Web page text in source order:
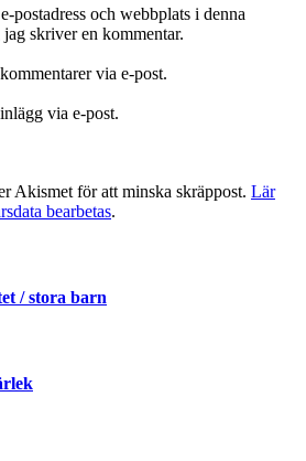
postadress och webbplats i denna
skriver en kommentar.
via e-post.
via e-post.
Akismet för att minska skräppost. Lär
bearbetas.
/ stora barn